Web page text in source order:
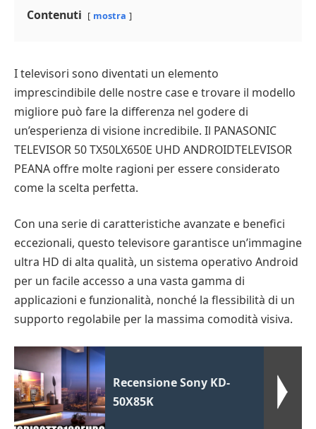
Contenuti mostra
I televisori sono diventati un elemento
imprescindibile delle nostre case e trovare il modello
migliore può fare la differenza nel godere di
un’esperienza di visione incredibile. Il PANASONIC
TELEVISOR 50 TX50LX650E UHD ANDROIDTELEVISOR
PEANA offre molte ragioni per essere considerato
come la scelta perfetta.
Con una serie di caratteristiche avanzate e benefici
eccezionali, questo televisore garantisce un’immagine
ultra HD di alta qualità, un sistema operativo Android
per un facile accesso a una vasta gamma di
applicazioni e funzionalità, nonché la flessibilità di un
supporto regolabile per la massima comodità visiva.
Recensione Sony KD-
50X85K